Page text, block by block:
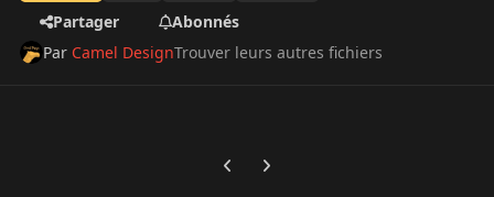
Partager
Abonnés
Par Camel DesignTrouver leurs autres fichiers
Previous carousel slide
Next carousel slide